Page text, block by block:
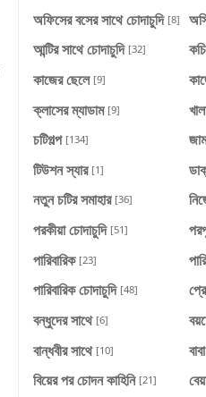
অফিসের বসের সাথে চোদাচুদি [8]
আন্টির সাথে চোদাচুদি [32]
কাজের ছেলে [9]
ক্লাসের ম্যাডাম [9]
চটিগল্প [134]
টিউশন স্যার [1]
নতুন চটির সমাহার [36]
পরকীয়া চোদাচুদি [51]
পারিবারিক [23]
পারিবারিক চোদাচুদি [48]
বন্ধুদের সাথে [6]
বান্ধবীর সাথে [10]
বিয়ের পর চোদন কাহিনি [21]